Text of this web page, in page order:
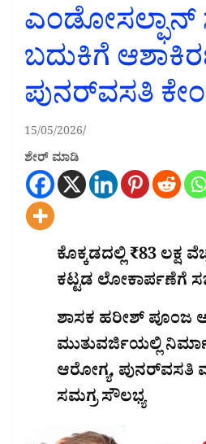
ಎಂಡೋಸಲ್ಫಾನ್
ಬದುಕಿಗೆ
ಪುನರ್‌ವಸತಿ
15/05/2026
ಶೇರ್ ಮಾಡಿ
ಕೊಕ್ಕಡದಲ್ಲಿ ₹83 ಲಕ್ಷ
ಕಟ್ಟಡ ಲೋಕಾರ್ಪಣೆಗೆ
ಶಾಸಕ ಹರೀಶ್ ಪೂಂಜ
ಮುತುವರ್ಜಿಯಲ್ಲಿ
ಆರೋಗ್ಯ, ಪುನರ್‌ವಸತಿ
ಸಮಗ್ರ ಸೌಲಭ್ಯ